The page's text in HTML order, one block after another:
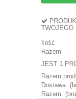
TWOJEGO
Ilość
Razem
JEST 1
Razem
Dostawa:
Razem: